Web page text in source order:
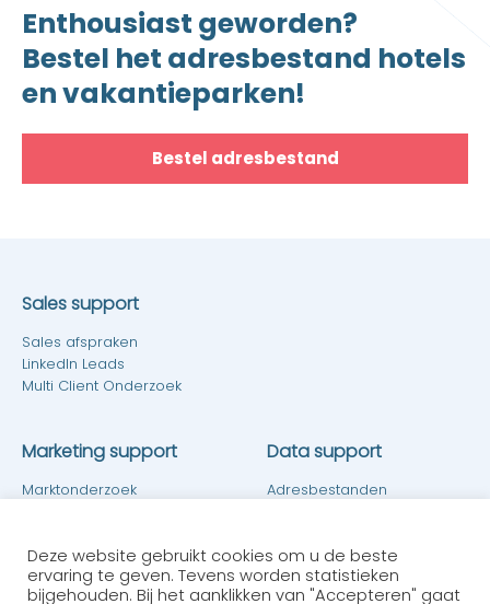
Enthousiast geworden?
Bestel het adresbestand hotels
en vakantieparken!
Bestel adresbestand
Sales support
Sales afspraken
LinkedIn Leads
Multi Client Onderzoek
Marketing support
Marktonderzoek
E-mailmarketing
Data support
Adresbestanden
Deze website gebruikt cookies om u de beste
ervaring te geven. Tevens worden statistieken
bijgehouden. Bij het aanklikken van "Accepteren" gaat